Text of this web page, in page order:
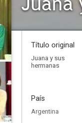
Título original
Juana y sus
hermanas
País
Argentina